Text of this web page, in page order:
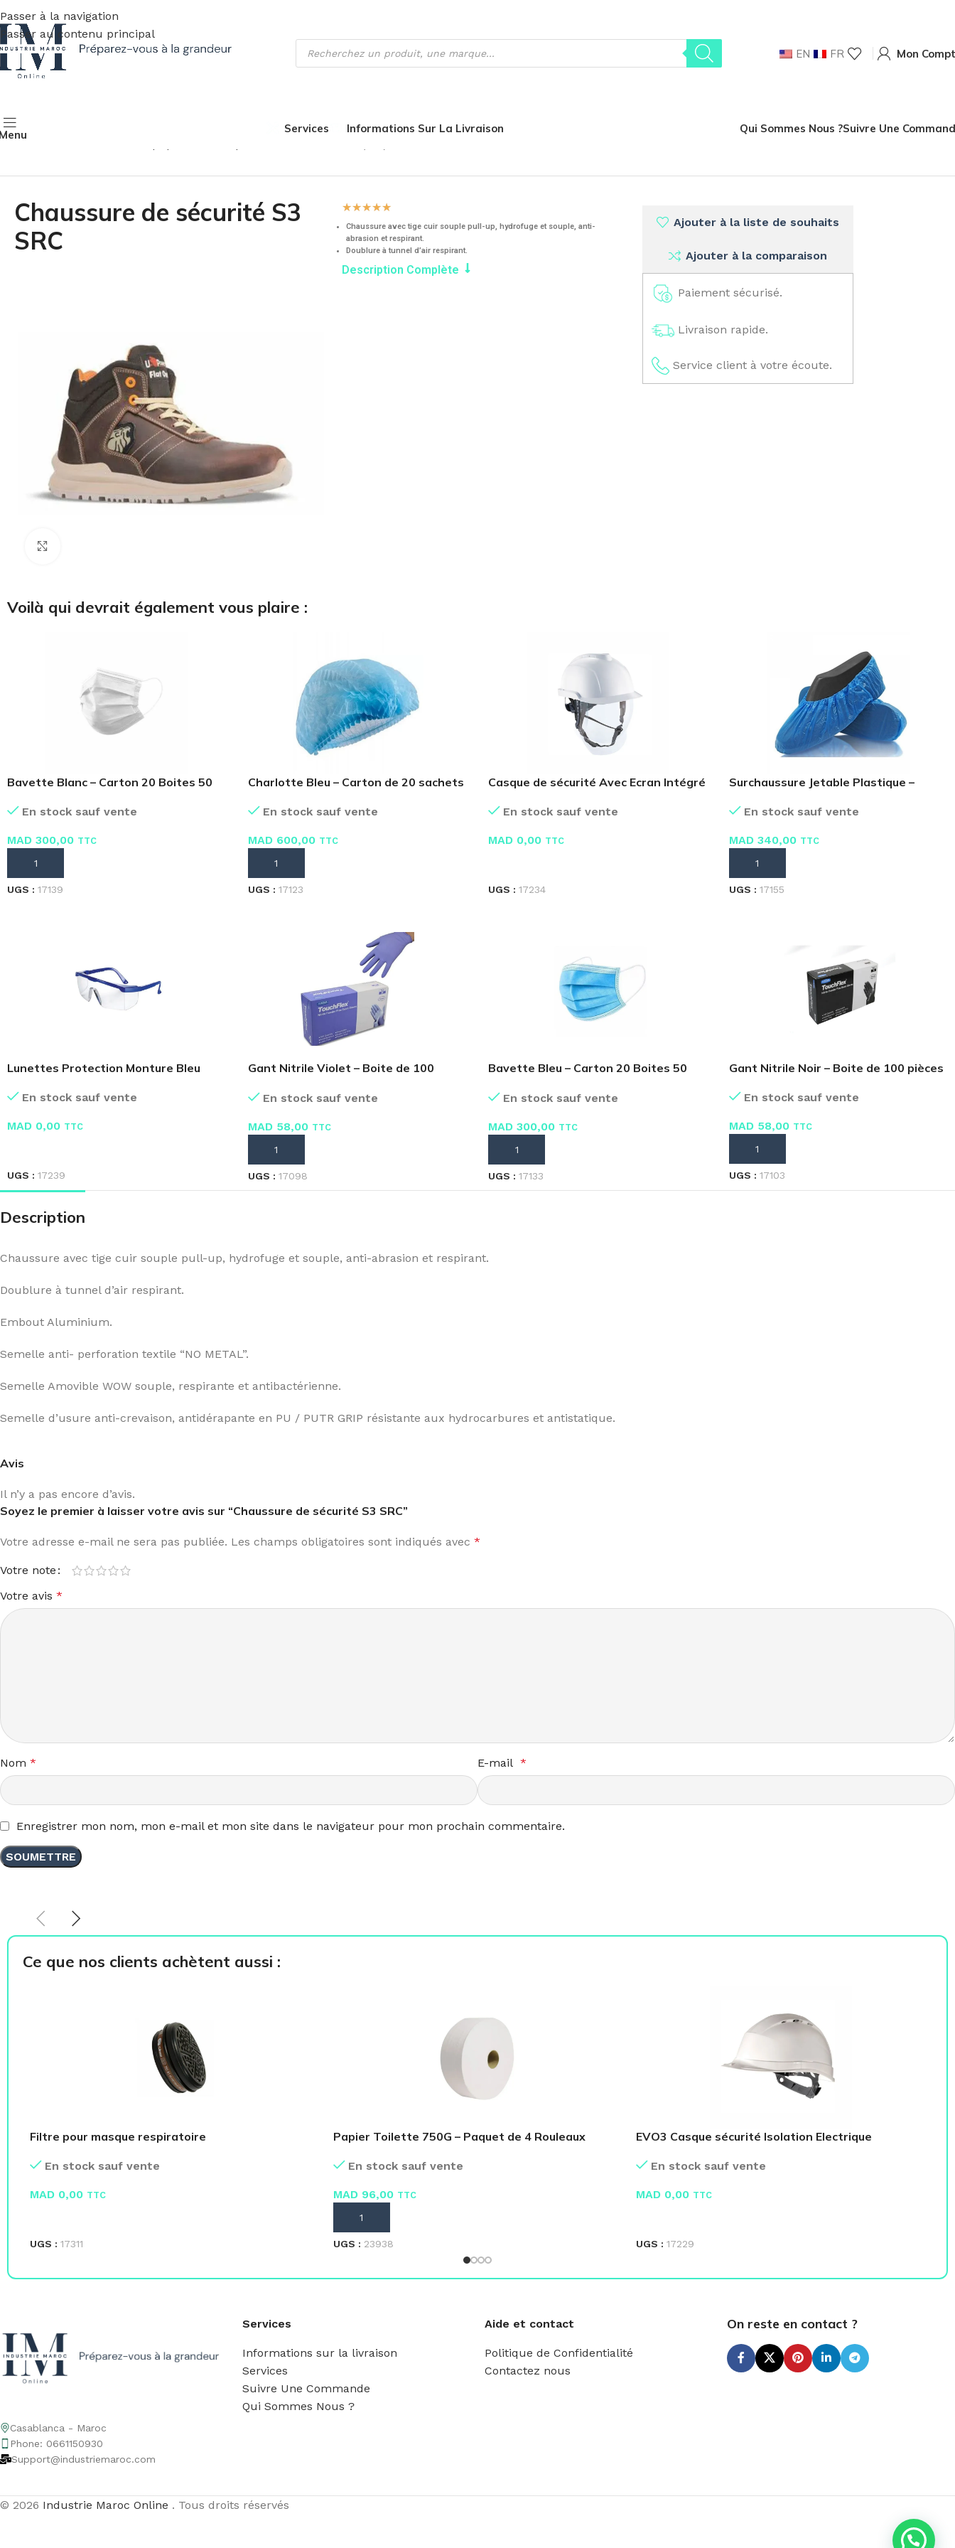
Passer à la navigation
Passer au contenu principal
EN
FR Mon
Services Informations Sur La Livraison Qui Sommes Nous ?Suivre Une
Chaussure de sécurité S3
SRC
☆☆☆☆☆
Chaussure avec tige cuir souple pull-up, hydrofuge et souple, anti-
abrasion et respirant.
Doublure à tunnel d’air respirant.
Description Complète
Ajouter à la liste de souhaits
Ajouter à la comparaison
Paiement sécurisé.
Livraison rapide.
Service client à votre écoute.
Voilà qui devrait également vous plaire :
Bavette Blanc – Carton 20 Boites 50
En stock sauf vente
MAD 300,00 TTC
AJOUTER AU PANIER
UGS : 17139
Charlotte Bleu – Carton de 20 sachets
En stock sauf vente
MAD600,00 TTC
AJOUTER AU PANIER
UGS : 17123
Casque de sécurité Avec Ecran Intégré
En stock sauf vente
MAD 0,00 TTC
UGS : 17234
Surchaussure Jetable Plastique –
En stock sauf vente
MAD340,00 TTC
AJOUTER AU PANIER
UGS : 17155
Lunettes Protection Monture Bleu
En stock sauf vente
MAD 0,00 TTC
UGS : 17239
Gant Nitrile Violet – Boite de 100
En stock sauf vente
MAD58,00 TTC
AJOUTER AU PANIER
UGS : 17098
Bavette Bleu – Carton 20 Boites 50
En stock sauf vente
MAD 300,00 TTC
AJOUTER AU PANIER
UGS : 17133
Gant Nitrile Noir – Boite de 100 pièces
En stock sauf vente
MAD58,00 TTC
AJOUTER AU PANIER
UGS : 17103
Description
Chaussure avec tige cuir souple pull-up, hydrofuge et souple, anti-abrasion et respirant.
Doublure à tunnel d’air respirant.
Embout Aluminium.
Semelle anti- perforation textile “NO METAL”.
Semelle Amovible WOW souple, respirante et antibactérienne.
Semelle d’usure anti-crevaison, antidérapante en PU / PUTR GRIP résistante aux hydrocarbures et antistatique.
Avis
Il n’y a pas encore d’avis.
Soyez le premier à laisser votre avis sur “Chaussure de sécurité S3 SRC”
Votre adresse e-mail ne sera pas publiée. Les champs obligatoires sont indiqués avec *
Votre note
Votre avis *
Nom * E-mail *
Enregistrer mon nom, mon e-mail et mon site dans le navigateur pour mon prochain commentaire.
Ce que nos clients achètent aussi :
Filtre pour masque respiratoire
En stock sauf vente
MAD 0,00 TTC
UGS : 17311
Papier Toilette 750G – Paquet de 4 Rouleaux
En stock sauf vente
MAD96,00 TTC
AJOUTER AU PANIER
UGS : 23938
EVO3 Casque sécurité Isolation Electrique
En stock sauf vente
MAD 0,00 TTC
UGS :17229
Casablanca - Maroc
Phone: 0661150930
Support@industriemaroc.com
Services
Informations sur la livraison
Services
Suivre Une Commande
Qui Sommes Nous ?
Aide et contact
Politique de Confidentialité
Contactez nous
On reste en contact ?
© 2026 Industrie Maroc Online . Tous droits réservés